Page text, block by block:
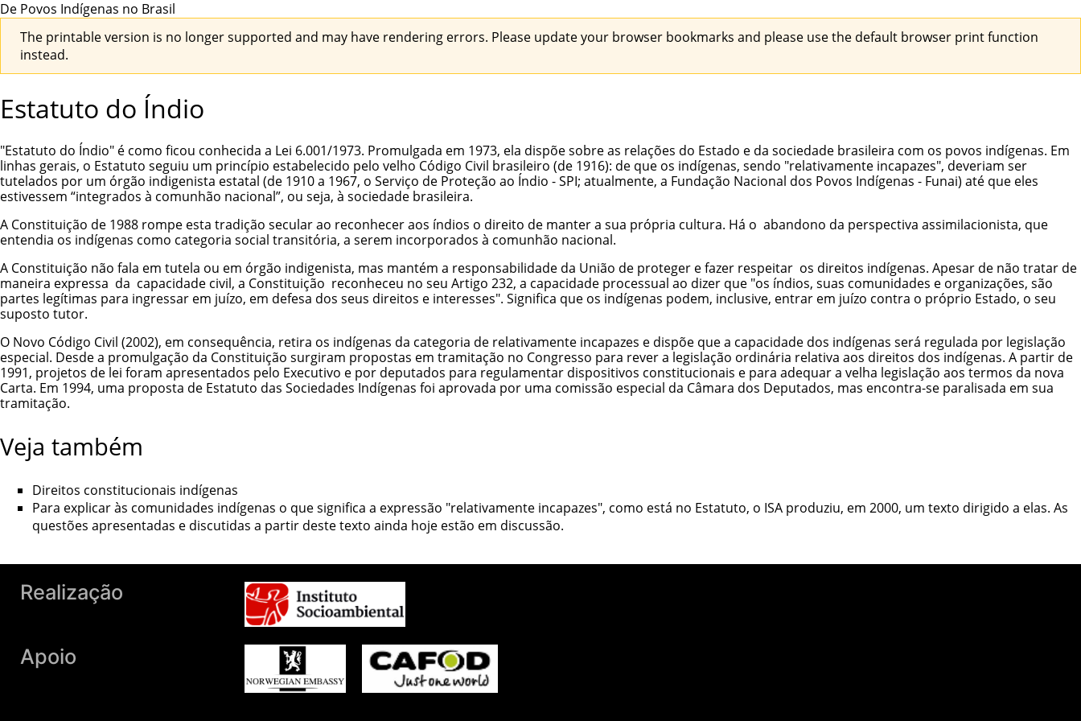
De Povos Indígenas no Brasil
The printable version is no longer supported and may have rendering errors. Please update your browser bookmarks and please use the default browser print function
instead.
Estatuto do Índio
"Estatuto do Índio" é como ficou conhecida a Lei 6.001/1973. Promulgada em 1973, ela dispõe sobre as relações do Estado e da sociedade brasileira com os povos indígenas. Em
linhas gerais, o Estatuto seguiu um princípio estabelecido pelo velho Código Civil brasileiro (de 1916): de que os indígenas, sendo "relativamente incapazes", deveriam ser
tutelados por um órgão indigenista estatal (de 1910 a 1967, o Serviço de Proteção ao Índio - SPI; atualmente, a Fundação Nacional dos Povos Indígenas - Funai) até que eles
estivessem “integrados à comunhão nacional”, ou seja, à sociedade brasileira.
A Constituição de 1988 rompe esta tradição secular ao reconhecer aos índios o direito de manter a sua própria cultura. Há o abandono da perspectiva assimilacionista, que
entendia os indígenas como categoria social transitória, a serem incorporados à comunhão nacional.
A Constituição não fala em tutela ou em órgão indigenista, mas mantém a responsabilidade da União de proteger e fazer respeitar os direitos indígenas. Apesar de não tratar de
maneira expressa da capacidade civil, a Constituição reconheceu no seu Artigo 232, a capacidade processual ao dizer que "os índios, suas comunidades e organizações, são
partes legítimas para ingressar em juízo, em defesa dos seus direitos e interesses". Significa que os indígenas podem, inclusive, entrar em juízo contra o próprio Estado, o seu
suposto tutor.
O Novo Código Civil (2002), em consequência, retira os indígenas da categoria de relativamente incapazes e dispõe que a capacidade dos indígenas será regulada por legislação
especial. Desde a promulgação da Constituição surgiram propostas em tramitação no Congresso para rever a legislação ordinária relativa aos direitos dos indígenas. A partir de
1991, projetos de lei foram apresentados pelo Executivo e por deputados para regulamentar dispositivos constitucionais e para adequar a velha legislação aos termos da nova
Carta. Em 1994, uma proposta de Estatuto das Sociedades Indígenas foi aprovada por uma comissão especial da Câmara dos Deputados, mas encontra-se paralisada em sua
tramitação.
Veja também
Direitos constitucionais indígenas
Para explicar às comunidades indígenas o que significa a expressão "relativamente incapazes", como está no Estatuto, o ISA produziu, em 2000, um texto dirigido a elas. As
questões apresentadas e discutidas a partir deste texto ainda hoje estão em discussão.